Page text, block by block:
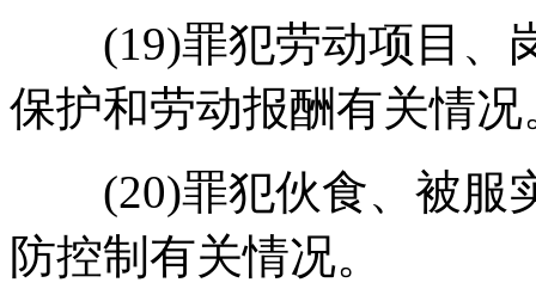
(19)罪犯劳动项目、
保护和劳动报酬有关情况
(20)罪犯伙食、被服
防控制有关情况。